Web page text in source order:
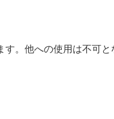
。他への使用は不可と